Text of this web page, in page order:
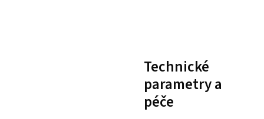
Technické
parametry a
péče